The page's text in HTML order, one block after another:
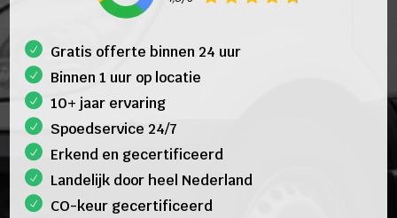
Gratis offerte binnen 24 uur
Binnen 1 uur op locatie
10+ jaar ervaring
Spoedservice 24/7
Erkend en gecertificeerd
Landelijk door heel Nederland
CO-keur gecertificeerd